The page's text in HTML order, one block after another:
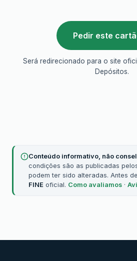
Pedir este
Será redirecionado para o site
Depósitos.
Conteúdo informativo, não
condições são as publicadas
podem ter sido alteradas. Antes
FINE oficial. Como avaliamos ·